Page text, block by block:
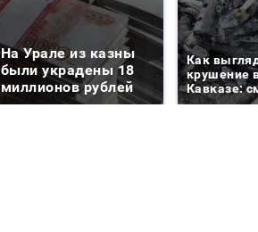
На Урале из казны
были украдены 18
миллионов рублей
Как
крушение
Кавказе: